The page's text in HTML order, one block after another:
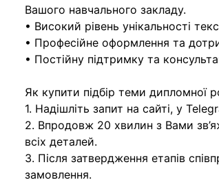
Вашого навчального закладу.
• Високий рівень унікальності
• Професійне оформлення та
• Постійну підтримку та
Як купити підбір теми дипломної
1. Надішліть запит на сайті, у
2. Впродовж 20 хвилин з Вами
всіх деталей.
3. Після затвердження етапів
замовлення.